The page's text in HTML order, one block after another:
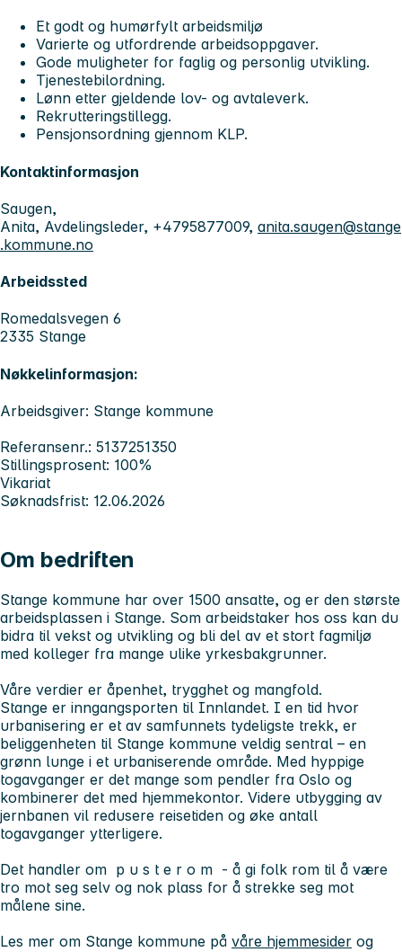
Et godt og humørfylt arbeidsmiljø
Varierte og utfordrende arbeidsoppgaver.
Gode muligheter for faglig og personlig utvikling.
Tjenestebilordning.
Lønn etter gjeldende lov- og avtaleverk.
Rekrutteringstillegg.
Pensjonsordning gjennom KLP.
Kontaktinformasjon
Saugen,
Anita, Avdelingsleder, +4795877009, anita.saugen@stange
.kommune.no
Arbeidssted
Romedalsvegen 6
2335 Stange
Nøkkelinformasjon:
Arbeidsgiver: Stange kommune
Referansenr.: 5137251350
Stillingsprosent: 100%
Vikariat
Søknadsfrist: 12.06.2026
Om bedriften
Stange kommune har over 1500 ansatte, og er den største
arbeidsplassen i Stange. Som arbeidstaker hos oss kan du
bidra til vekst og utvikling og bli del av et stort fagmiljø
med kolleger fra mange ulike yrkesbakgrunner.
Våre verdier er åpenhet, trygghet og mangfold.
Stange er inngangsporten til Innlandet. I en tid hvor
urbanisering er et av samfunnets tydeligste trekk, er
beliggenheten til Stange kommune veldig sentral – en
grønn lunge i et urbaniserende område. Med hyppige
togavganger er det mange som pendler fra Oslo og
kombinerer det med hjemmekontor. Videre utbygging av
jernbanen vil redusere reisetiden og øke antall
togavganger ytterligere.
Det handler om p u s t e r o m - å gi folk rom til å være
tro mot seg selv og nok plass for å strekke seg mot
målene sine.
Les mer om Stange kommune på våre hjemmesider og